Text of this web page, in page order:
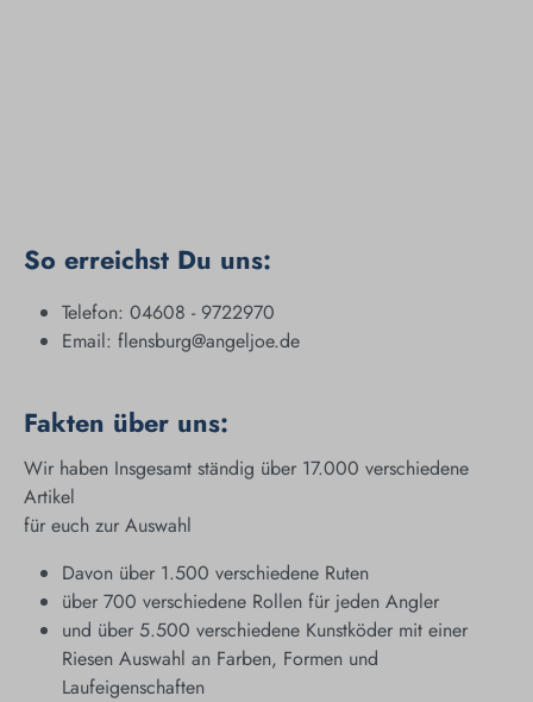
So erreichst Du uns:
Telefon: 04608 - 9722970
Email: flensburg@angeljoe.de
Fakten über uns:
Wir haben Insgesamt ständig über 17.000 verschiedene
Artikel
für euch zur Auswahl
Davon über 1.500 verschiedene Ruten
über 700 verschiedene Rollen für jeden Angler
und über 5.500 verschiedene Kunstköder mit einer
Riesen Auswahl an Farben, Formen und
Laufeigenschaften